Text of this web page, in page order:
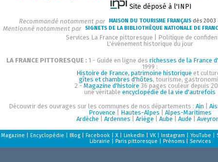
Site déposé à l'INPI
Recommandé notamment par MAISON DU TOURISME FRANÇAIS dès
Mentionné notamment par SIGNETS DE LA BIBLIOTHÈQUE NATIONALE DE
Services La France pittoresque
Politique de
L'événement historique du jour
LA FRANCE PITTORESQUE : 1 - Guide en ligne des richesses de la France
1999 :
Histoire de France, patrimoine historique et
gîtes et chambres d'hôtes, tourisme,
2 - Magazine d'histoire 36 pages couleur depuis
une véritable encyclopédie de la vie d'autrefois
Découvrir des ouvrages sur les communes de nos départements : Ain
Provence
Hautes-Alpes
Alpes-Maritimes
Ardèche
Ardennes Ariège Aube Aude
Magazine Encyclopédie Blog| Facebook| X| LinkedIn VK| Instagram YouTube
Librairie
Paris pittoresque Prénoms| Services